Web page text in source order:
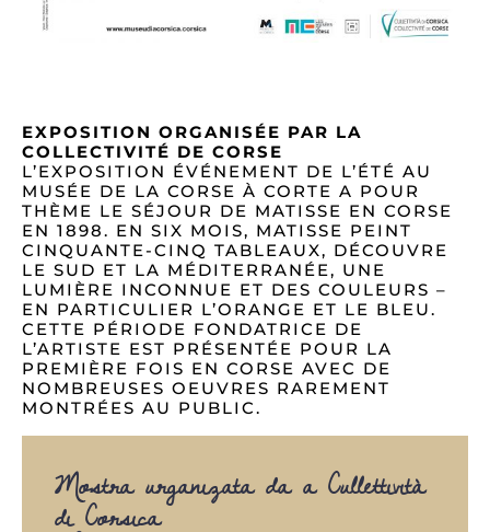
EXPOSITION ORGANISÉE PAR LA
COLLECTIVITÉ DE CORSE
L’EXPOSITION ÉVÉNEMENT DE L’ÉTÉ AU
MUSÉE DE LA CORSE À CORTE A POUR
THÈME LE SÉJOUR DE MATISSE EN CORSE
EN 1898. EN SIX MOIS, MATISSE PEINT
CINQUANTE-CINQ TABLEAUX, DÉCOUVRE
LE SUD ET LA MÉDITERRANÉE, UNE
LUMIÈRE INCONNUE ET DES COULEURS –
EN PARTICULIER L’ORANGE ET LE BLEU.
CETTE PÉRIODE FONDATRICE DE
L’ARTISTE EST PRÉSENTÉE POUR LA
PREMIÈRE FOIS EN CORSE AVEC DE
NOMBREUSES OEUVRES RAREMENT
MONTRÉES AU PUBLIC.
Mostra urganizata da a Cullettività
di Corsica